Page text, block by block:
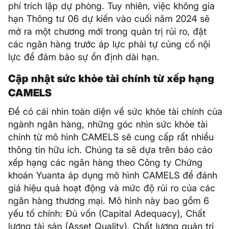
phí trích lập dự phòng. Tuy nhiên, việc không gia
hạn Thông tư 06 dự kiến vào cuối năm 2024 sẽ
mở ra một chương mới trong quản trị rủi ro, đặt
các ngân hàng trước áp lực phải tự củng cố nội
lực để đảm bảo sự ổn định dài hạn.
Cập nhật sức khỏe tài chính từ xếp hạng
CAMELS
Để có cái nhìn toàn diện về sức khỏe tài chính của
ngành ngân hàng, những góc nhìn sức khỏe tài
chính từ mô hình CAMELS sẽ cung cấp rất nhiều
thông tin hữu ích. Chúng ta sẽ dựa trên báo cáo
xếp hạng các ngân hàng theo Công ty Chứng
khoán Yuanta áp dụng mô hình CAMELS để đánh
giá hiệu quả hoạt động và mức độ rủi ro của các
ngân hàng thương mại. Mô hình này bao gồm 6
yếu tố chính: Đủ vốn (Capital Adequacy), Chất
lượng tài sản (Asset Quality), Chất lượng quản trị